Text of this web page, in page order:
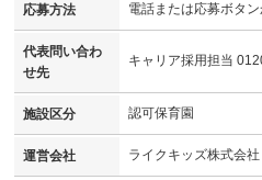
応募方法 電話または応募ボタ
代表問い合わ
せ先
キャリア採用担当
施設区分 認可保育園
運営会社 ライクキッズ株式会社